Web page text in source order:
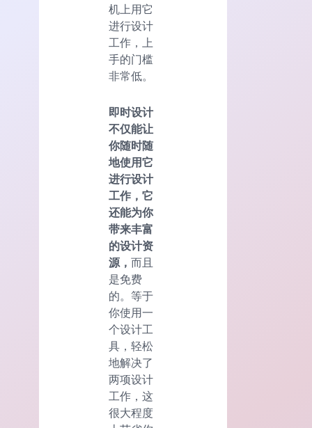
机上用它
进行设计
工作，上
手的门槛
非常低。
即时设计
不仅能让
你随时随
地使用它
进行设计
工作，它
还能为你
带来丰富
的设计资
源， 而且
是免费
的。等于
你使用一
个设计工
具，轻松
地解决了
两项设计
工作，这
很大程度